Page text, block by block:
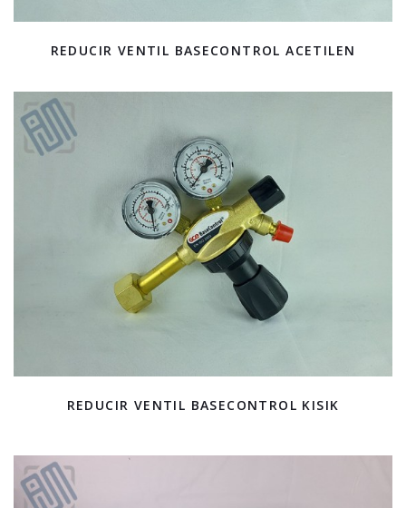
REDUCIR VENTIL BASECONTROL ACETILEN
REDUCIR VENTIL BASECONTROL KISIK